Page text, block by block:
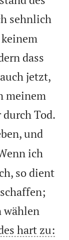
sehnlich
dass
jetzt,
meinem
durch Tod.
und
ich
so dient
wählen
hart zu: